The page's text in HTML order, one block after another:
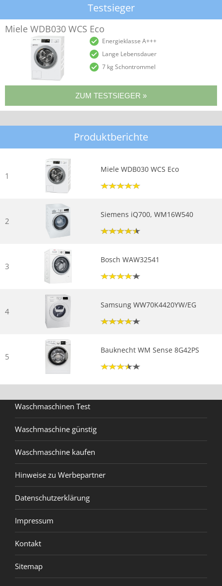
Testsieger
Miele WDB030 WCS Eco
Energieklasse A+++
Lange Lebensdauer
7 kg Schontrommel
Produktberichte
1
Miele WDB030 WCS Eco
2
Siemens iQ700, WM16W540
3
Bosch WAW32541
4
Samsung WW70K4420YW/EG
5
Bauknecht WM Sense 8G42PS
Waschmaschinen Test
Waschmaschine günstig
Waschmaschine kaufen
Hinweise zu Werbepartner
Datenschutzerklärung
Impressum
Kontakt
Sitemap